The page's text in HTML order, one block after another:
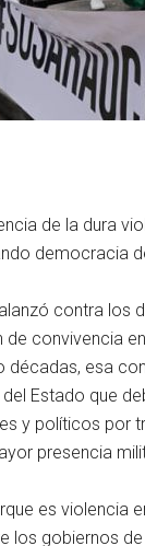
de la dura
democracia
contra los
de convivencia
décadas, esa
Estado que
y políticos por
presencia
es violencia
los gobiernos